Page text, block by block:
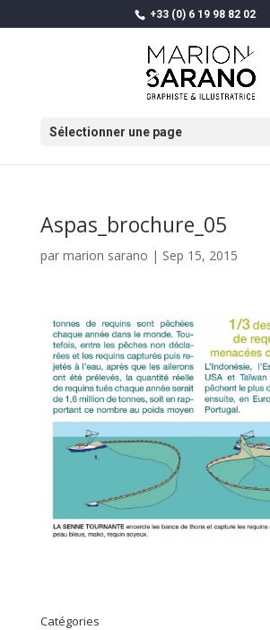
+33 (0) 6 19 98 82 02
Sélectionner une page
Aspas_brochure_05
par marion sarano | Sep 15, 2015
Catégories